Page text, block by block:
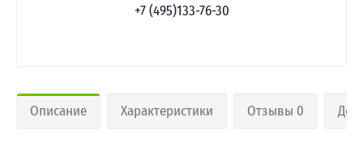
+7 (495)133-76-30
Описание Характеристики Отзывы 0